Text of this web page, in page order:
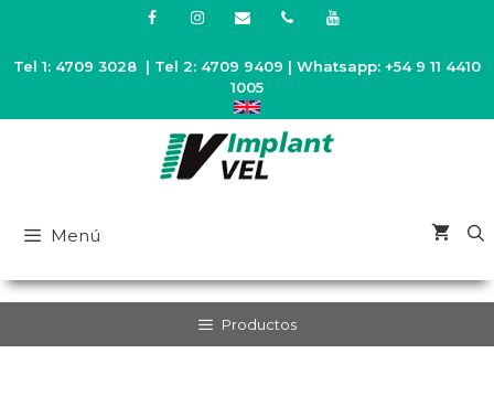
contenido
Tel 1: 4709 3028 | Tel 2: 4709 9409 | Whatsapp: +54 9 11 4410
1005
Menú
Productos